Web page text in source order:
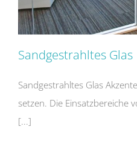
Sandgestrahltes Glas
Sandgestrahltes Glas
setzen. Die Einsatzbereiche
[...]